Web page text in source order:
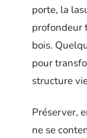
porte, la
profondeur
bois.
pour
structure
Préserver,
ne se